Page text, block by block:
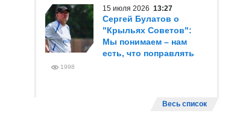
15 июля 2026 13:27
Сергей Булатов о
"Крыльях Советов":
Мы понимаем – нам
есть, что поправлять
1998
Весь список